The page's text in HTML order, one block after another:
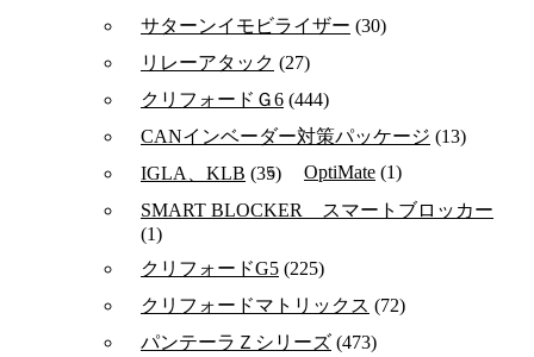
サターンイモビライザー (30)
リレーアタック (27)
クリフォードＧ6 (444)
CANインベーダー対策パッケージ (13)
IGLA、KLB (35) OptiMate (1)
SMART BLOCKER スマートブロッカー
(1)
クリフォードG5 (225)
クリフォードマトリックス (72)
パンテーラＺシリーズ (473)